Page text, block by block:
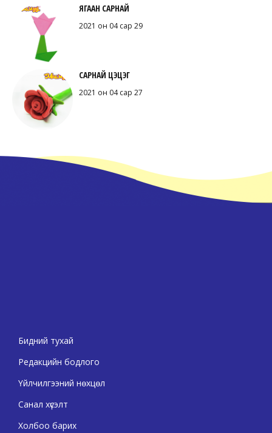
ЯГААН САРНАЙ
2021 он 04 сар 29
САРНАЙ ЦЭЦЭГ
2021 он 04 сар 27
Бидний тухай
Редакцийн бодлого
Үйлчилгээний нөхцөл
Санал хүсэлт
Холбоо барих